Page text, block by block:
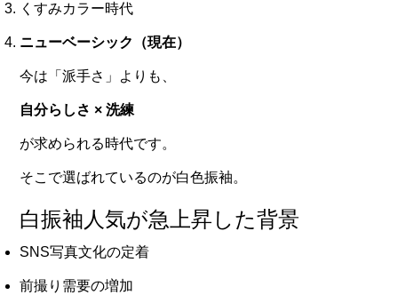
くすみカラー時代
ニューベーシック（現在）
今は「派手さ」よりも、
自分らしさ × 洗練
が求められる時代です。
そこで選ばれているのが白色振袖。
白振袖人気が急上昇した背景
SNS写真文化の定着
前撮り需要の増加